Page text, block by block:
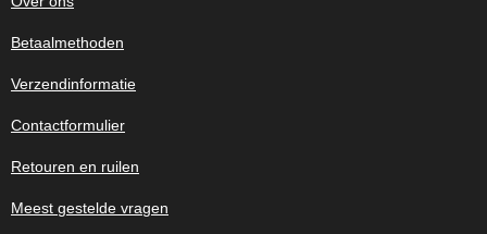
Betaalmethoden
Verzendinformatie
Contactformulier
Retouren en ruilen
Meest gestelde vragen